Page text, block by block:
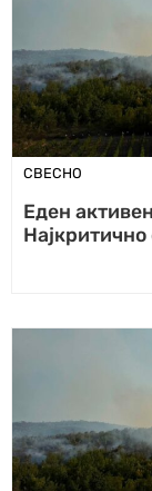
СВЕСНО
Еден